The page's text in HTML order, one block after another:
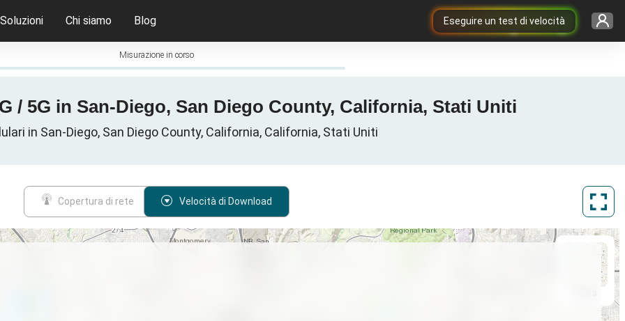
Eseguire un test di velocità
Soluzioni Chi siamo Blog
Misurazione in corso
/ 5G in San-Diego, San Diego County, California, Stati Uniti
in San-Diego, San Diego County, California, California, Stati Uniti
Copertura di rete Velocità di Download